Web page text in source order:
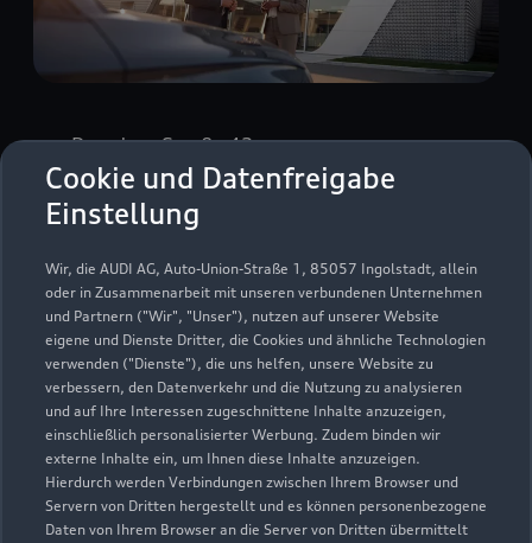
Cookie und Datenfreigabe
Einstellung
Wir, die AUDI AG, Auto-Union-Straße 1, 85057 Ingolstadt, allein
oder in Zusammenarbeit mit unseren verbundenen Unternehmen
und Partnern ("Wir", "Unser"), nutzen auf unserer Website
eigene und Dienste Dritter, die Cookies und ähnliche Technologien
verwenden ("Dienste"), die uns helfen, unsere Website zu
verbessern, den Datenverkehr und die Nutzung zu analysieren
und auf Ihre Interessen zugeschnittene Inhalte anzuzeigen,
einschließlich personalisierter Werbung. Zudem binden wir
externe Inhalte ein, um Ihnen diese Inhalte anzuzeigen.
Hierdurch werden Verbindungen zwischen Ihrem Browser und
Servern von Dritten hergestellt und es können personenbezogene
Daten von Ihrem Browser an die Server von Dritten übermittelt
Dresdner Straße 42
09599 Freiberg
03731 678200
audi@franke-auto.de
Kontaktdaten herunterladen